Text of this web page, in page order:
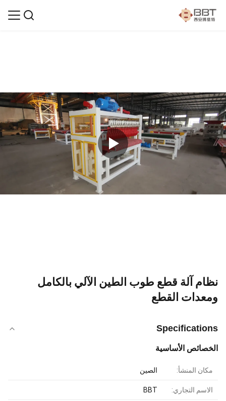
نظام آلة قطع طوب الطين الآلي بالكامل
ومعدات القطع
Specifications
الخصائص الأساسية
مكان المنشأ: الصين
الاسم التجاري: BBT